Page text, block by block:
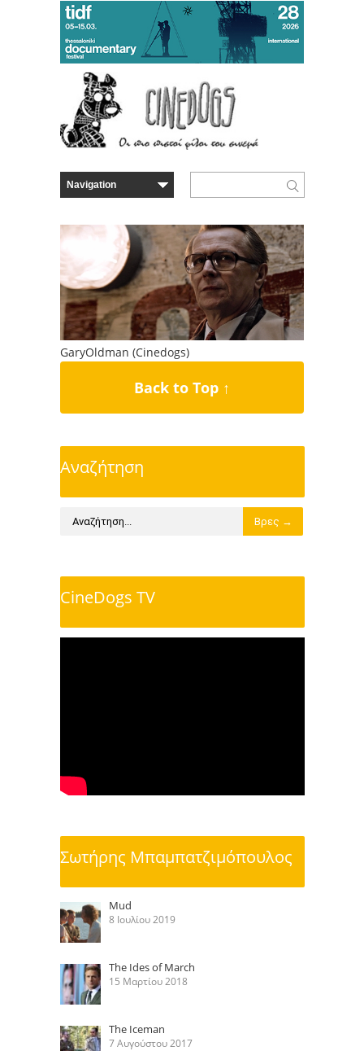
GaryOldman (Cinedogs)
Back to Top ↑
Αναζήτηση
CineDogs TV
Σωτήρης Μπαμπατζιμόπουλος
Mud
8 Ιουλίου 2019
The Ides of March
15 Μαρτίου 2018
The Iceman
7 Αυγούστου 2017